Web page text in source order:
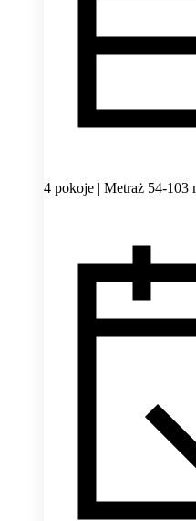
4 pokoje | Metraż 54-103